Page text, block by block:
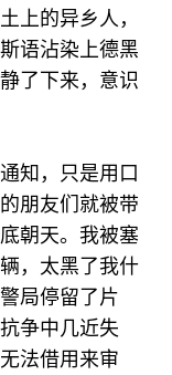
上的异乡人，
语沾染上德黑
了下来，意识
知，只是用口
朋友们就被带
朝天。我被塞
，太黑了我什
局停留了片
争中几近失
法借用来审